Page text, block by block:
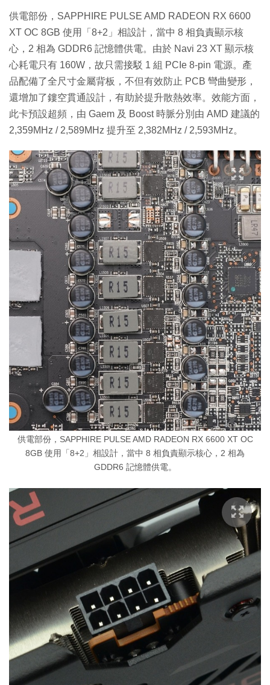
供電部份，SAPPHIRE PULSE AMD RADEON RX 6600
XT OC 8GB 使用「8+2」相設計，當中 8 相負責顯示核
心，2 相為 GDDR6 記憶體供電。由於 Navi 23 XT 顯示核
心耗電只有 160W，故只需接駁 1 組 PCIe 8-pin 電源。產
品配備了全尺寸金屬背板，不但有效防止 PCB 彎曲變形，
還增加了鏤空貫通設計，有助於提升散熱效率。效能方面，
此卡預設超頻，由 Gaem 及 Boost 時脈分別由 AMD 建議的
2,359MHz / 2,589MHz 提升至 2,382MHz / 2,593MHz。
供電部份，SAPPHIRE PULSE AMD RADEON RX 6600 XT OC
8GB 使用「8+2」相設計，當中 8 相負責顯示核心，2 相為
GDDR6 記憶體供電。